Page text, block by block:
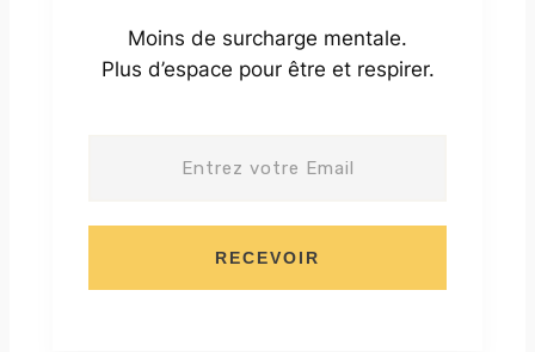
Moins de surcharge mentale.
Plus d’espace pour être et respirer.
RECEVOIR